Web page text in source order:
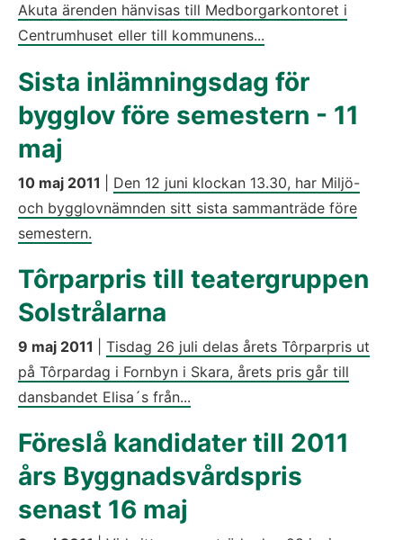
Akuta ärenden hänvisas till Medborgarkontoret i
Centrumhuset eller till kommunens...
Sista inlämningsdag för
bygglov före semestern - 11
maj
10 maj 2011
Den 12 juni klockan 13.30, har Miljö-
och bygglovnämnden sitt sista sammanträde före
semestern.
Tôrparpris till teatergruppen
Solstrålarna
9 maj 2011
Tisdag 26 juli delas årets Tôrparpris ut
på Tôrpardag i Fornbyn i Skara, årets pris går till
dansbandet Elisa´s från...
Föreslå kandidater till 2011
års Byggnadsvårdspris
senast 16 maj